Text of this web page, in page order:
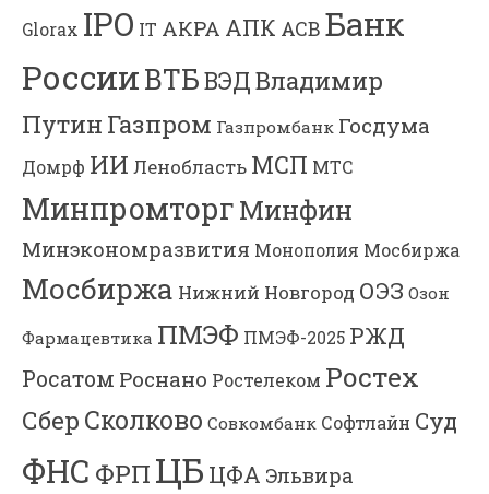
Glorax IPO IT АКРА АПК АСВ Банк
РоссииВТБВЭДВладимир
Путин Газпром Газпромбанк Госдума
Домрф ИИ Ленобласть МСП МТС
МинпромторгМинфин
Минэкономразвития Монополия Мосбиржа
Мосбиржа Нижний Новгород ОЭЗ Озон
Фармацевтика ПМЭФ ПМЭФ-2025 РЖД
Росатом Роснано Ростелеком Ростех
Сбер Сколково Совкомбанк Софтлайн Суд
ФНС ФРП ЦБ ЦФА Эльвира